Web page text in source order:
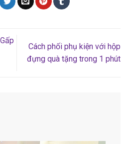
Cách phối phụ kiện với hộp
đựng quà tặng trong 1 phút